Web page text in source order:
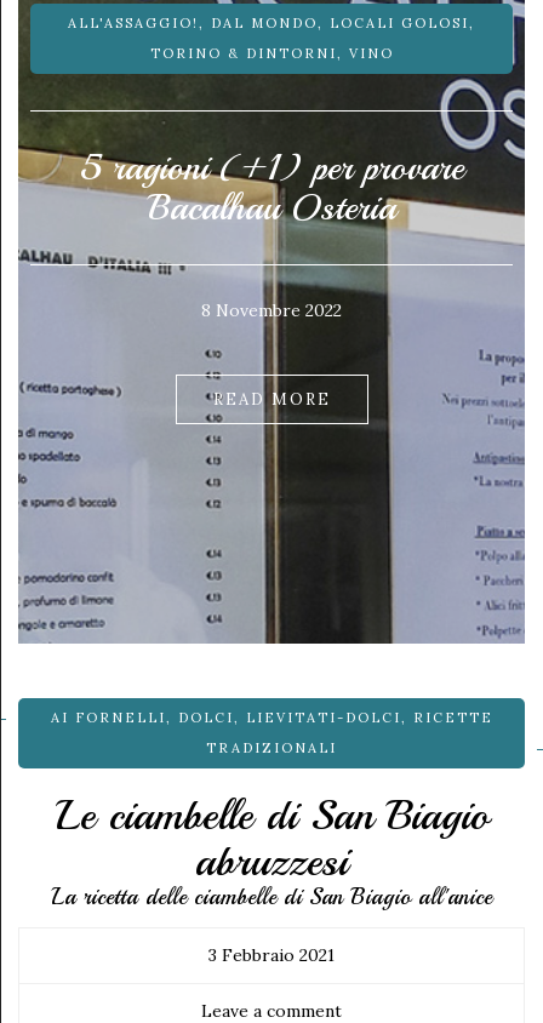
ALL'ASSAGGIO! , DAL MONDO , LOCALI GOLOSI ,
TORINO & DINTORNI , VINO
5 ragioni (+1) per provare
Bacalhau Osteria
8 Novembre 2022
READ MORE
AI FORNELLI , DOLCI , LIEVITATI-DOLCI ,
RICETTE
TRADIZIONALI
Le ciambelle di San Biagio
abruzzesi
La ricetta delle ciambelle di San Biagio all'anice
3 Febbraio 2021
Leave a comment